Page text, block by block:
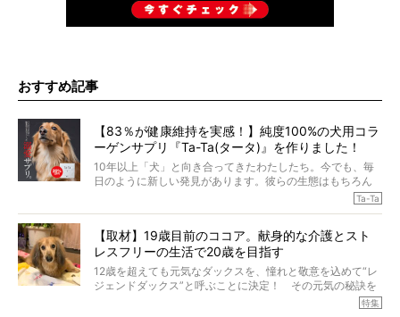
おすすめ記事
【83％が健康維持を実感！】純度100%の犬用コラ
ーゲンサプリ『Ta-Ta(タータ)』を作りました！
10年以上「犬」と向き合ってきたわたしたち。今でも、毎
日のように新しい発見があります。彼らの生態はもちろん
のこと、「食事」に関することも同じです。昔の犬は25年
代の犬の食事は“ある重要な栄養”が不足しがちになっている
というのです。
それを効率よくおぎなってくれるのが、コラーゲン！ そ
こでわたしたちは、純度100%の犬用コラーゲンサプリ
『Ta-Ta(タータ)』を作りました！
愛犬家の83％が「健康維持を実感した」と評判のTa-Ta(タ
Ta-Ta
【取材】19歳目前のココア。献身的な介護とスト
レスフリーの生活で20歳を目指す
12歳を超えても元気なダックスを、憧れと敬意を込めて“レ
ジェンドダックス”と呼ぶことに決定！ その元気の秘訣を
オーナーさんに伺うのが、特集『レジェンドダックスの肖特集